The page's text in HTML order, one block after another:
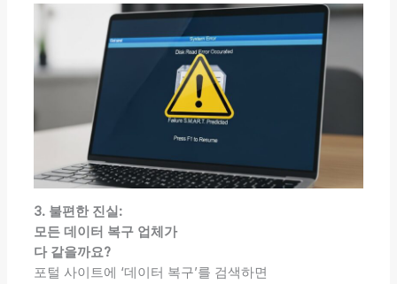
3. 불편한 진실:
모든 데이터 복구 업체가
다 같을까요?
포털 사이트에 ‘데이터 복구’를 검색하면